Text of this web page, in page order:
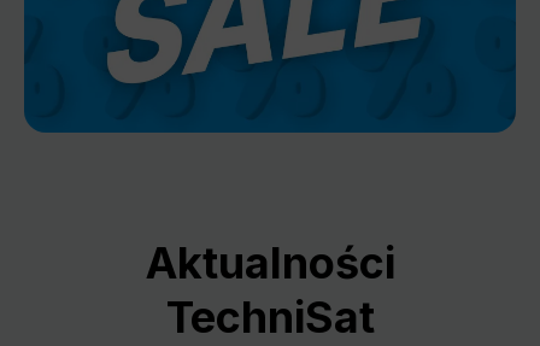
Aktualności
TechniSat